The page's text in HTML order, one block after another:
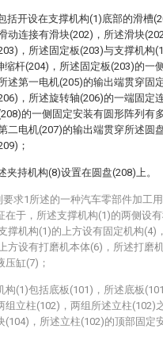
括开设在支撑机构(1)底部的滑槽
动连接有滑块(202)，所述滑块
，所述固定板(203)与支撑机构
缩杆(204)，所述固定板(203)的一
述第一电机(205)的输出端贯穿固
，所述旋转轴(206)的一端固定
的一侧固定安装有圆形阵列有
二电机(207)的输出端贯穿所述圆
；
夹持机构(8)设置在圆盘(208)上。
要求1所述的一种汽车零部件加工
在于，所述支撑机构(1)的两侧设
撑机构(1)的上方设有固定机构(4)
方设有打磨机本体(6)，所述打磨
压缸(7)；
构(1)包括底板(101)，所述底板
组立柱(102)，两组所述立柱(102)
(104)，所述立柱(102)的顶部固定